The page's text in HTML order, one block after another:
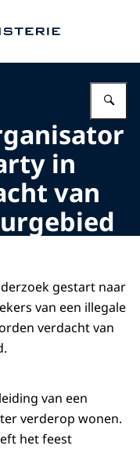
in
van
gestart naar
van een illegale
verdacht van
van een
verderop wonen.
het feest